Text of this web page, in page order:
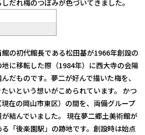
だれ梅のつぼみが色づいてきました。
の初代館長である松田基が1966年創設の
に移転した際（1984年）に西大寺の会陽
だものです。夢二が好んで描いた梅を、
いという想いがこめられています。 かつ
在の岡山市東区）の間を、両備グループ
結んでいました。 現在夢二郷土美術館が
「後楽園駅」の跡地です。創設時は始点